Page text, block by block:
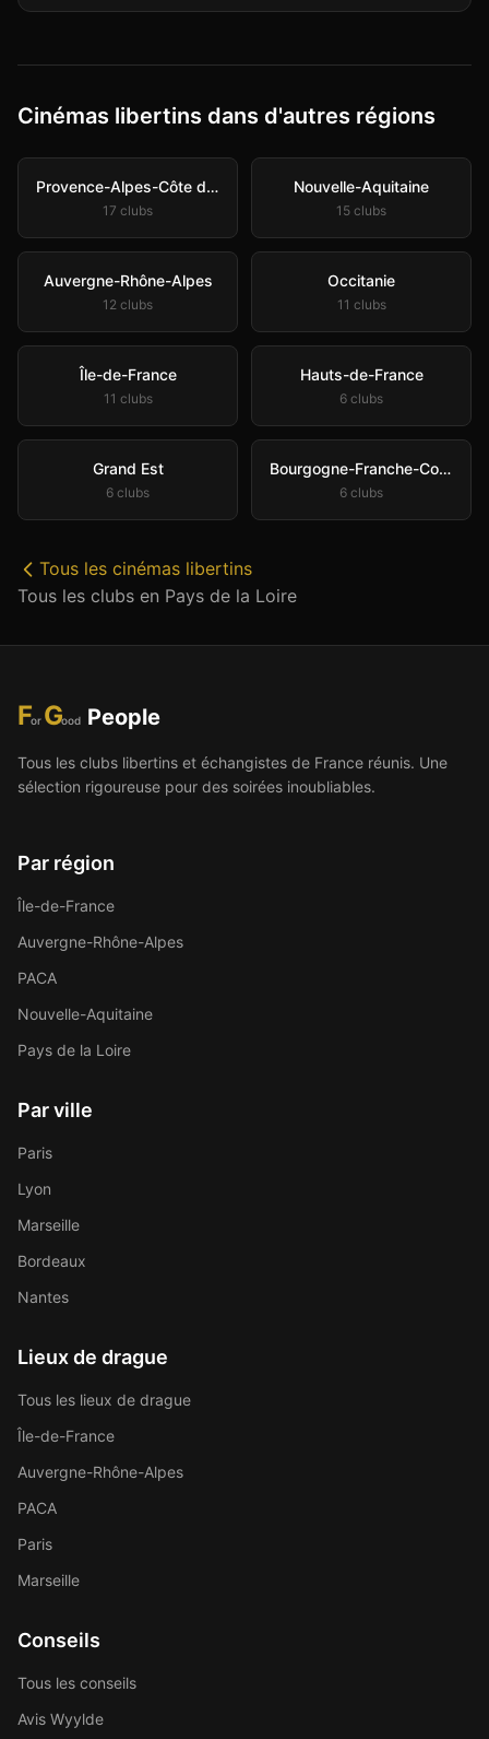
Cinémas libertins dans d'autres régions
Provence-Alpes-Côte d'Azur
17 clubs
Nouvelle-Aquitaine
15 clubs
Auvergne-Rhône-Alpes
12 clubs
Occitanie
11 clubs
Île-de-France
11 clubs
Hauts-de-France
6 clubs
Grand Est
6 clubs
Bourgogne-Franche-Comté
6 clubs
Tous les cinémas libertins
Tous les clubs en Pays de la Loire
For Good People
Tous les clubs libertins et échangistes de France réunis. Une
sélection rigoureuse pour des soirées inoubliables.
Par région
Île-de-France
Auvergne-Rhône-Alpes
PACA
Nouvelle-Aquitaine
Pays de la Loire
Par ville
Paris
Lyon
Marseille
Bordeaux
Nantes
Lieux de drague
Tous les lieux de drague
Île-de-France
Auvergne-Rhône-Alpes
PACA
Paris
Marseille
Conseils
Tous les conseils
Avis Wyylde